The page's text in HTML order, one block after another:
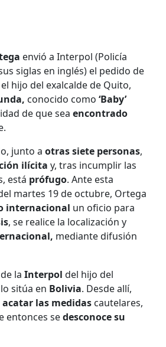
envió a Interpol (Policía
siglas en inglés) el pedido de
hijo del exalcalde de Quito,
conocido como ‘Baby’
de que sea encontrado
junto aotras siete personas,
ilícita y, tras incumplir las
está prófugo. Ante esta
martes 19 de octubre, Ortega
internacional un oficio para
, se realice la localización y
mediante difusión
laInterpoldel hijo del
sitúa en Bolivia. Desde allí,
acatar las medidas cautelares,
entonces sedesconoce su